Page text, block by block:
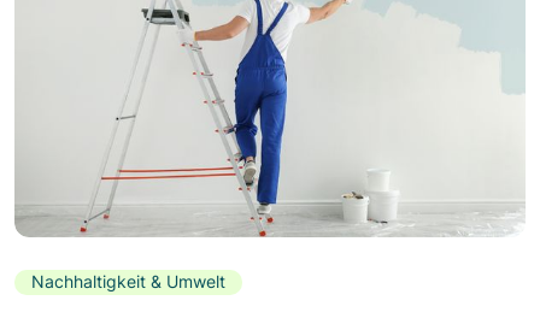
Nachhaltigkeit & Umwelt